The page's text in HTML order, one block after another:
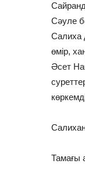
Сәуле
Салиха
өмір,
Әсет
Тамағы